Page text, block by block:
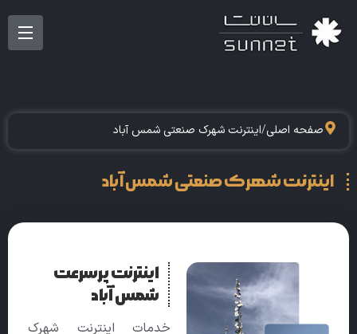
صفحه اصلی/اینترنت شهرک صنعتی شمس آباد
اینترنت شهرک صنعتی شمس آباد
اینترنت پرسرعت
شمس آباد
خدمات اینترنت شهرک